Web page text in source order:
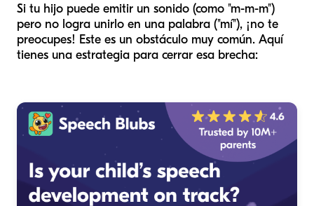
Si tu hijo puede emitir un sonido (como "m-m-m")
pero no logra unirlo en una palabra ("mí"), ¡no te
preocupes! Este es un obstáculo muy común. Aquí
tienes una estrategia para cerrar esa brecha: